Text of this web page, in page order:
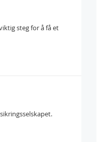
steg for å få et